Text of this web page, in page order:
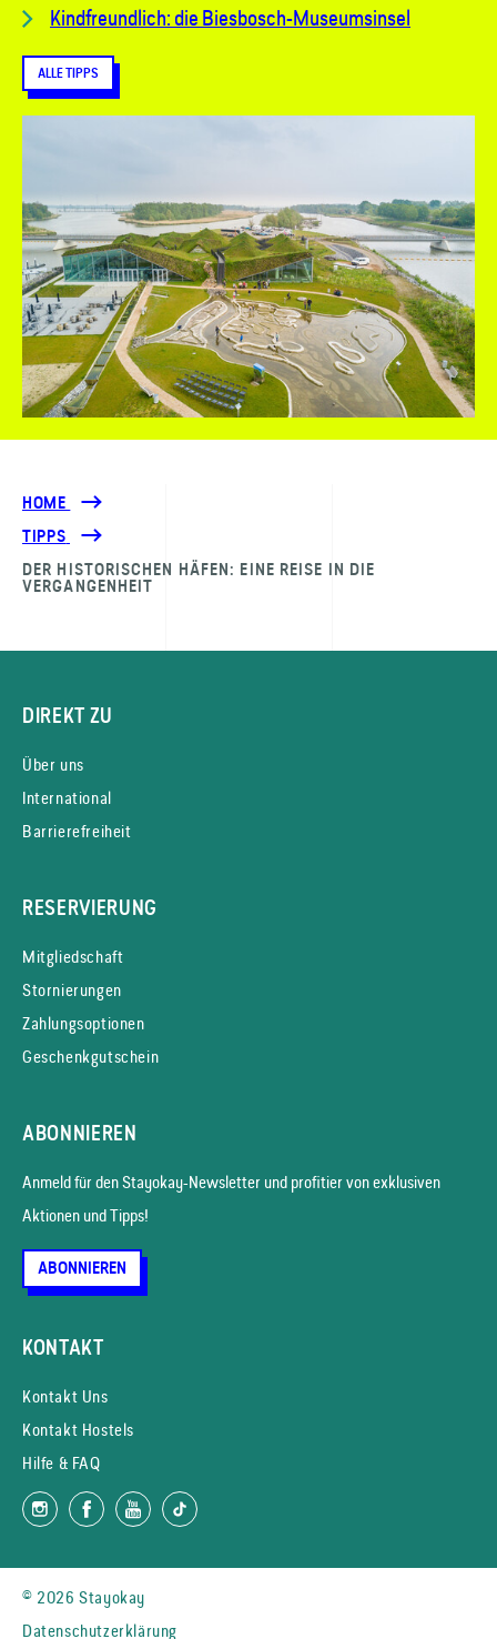
Kindfreundlich: die Biesbosch-Museumsinsel
ALLE TIPPS
HOME
TIPPS
DER HISTORISCHEN HÄFEN: EINE REISE IN DIE
VERGANGENHEIT
DIREKT ZU
Über uns
International
Barrierefreiheit
RESERVIERUNG
Mitgliedschaft
Stornierungen
Zahlungsoptionen
Geschenkgutschein
ABONNIEREN
Anmeld für den Stayokay-News­letter und profitier von exklusiven
Aktionen und Tipps!
ABONNIEREN
KONTAKT
Kontakt Uns
Kontakt Hostels
Hilfe & FAQ
© 2026 Stayokay
Datenschutzerklärung